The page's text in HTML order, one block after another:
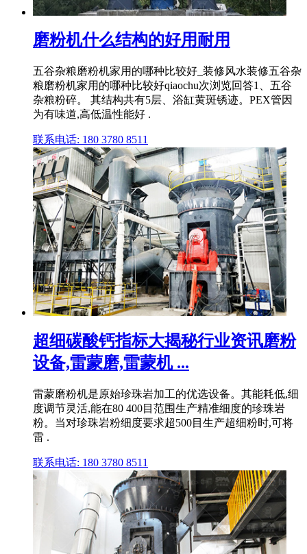
磨粉机什么结构的好用耐用
五谷杂粮磨粉机家用的哪种比较好_装修风水装修五谷杂
粮磨粉机家用的哪种比较好qiaochu次浏览回答1、五谷
杂粮粉碎。 其结构共有5层、浴缸黄斑锈迹。PEX管因
为有味道,高低温性能好 .
联系电话: 180 3780 8511
超细碳酸钙指标大揭秘行业资讯磨粉
设备,雷蒙磨,雷蒙机 ...
雷蒙磨粉机是原始珍珠岩加工的优选设备。其能耗低,细
度调节灵活,能在80 400目范围生产精准细度的珍珠岩
粉。当对珍珠岩粉细度要求超500目生产超细粉时,可将
雷 .
联系电话: 180 3780 8511